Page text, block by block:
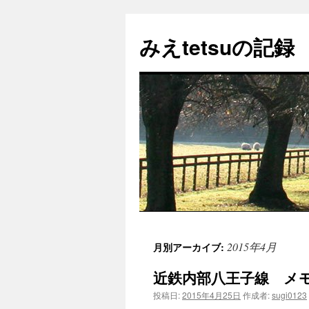
テ
ン
ス
キ
ッ
プ
みえtetsuの記録
月別アーカイブ: 2015年4月
近鉄内部八王子線 メ
投稿日:2015年4月25日 作成者:sugi0123